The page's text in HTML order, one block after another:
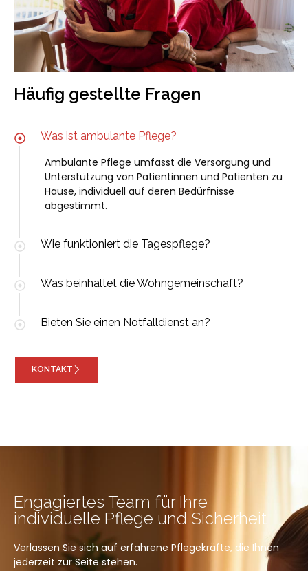
Häufig gestellte Fragen
Was ist ambulante Pflege?
Ambulante Pflege umfasst die Versorgung und
Unterstützung von Patientinnen und Patienten zu
Hause, individuell auf deren Bedürfnisse
abgestimmt.
Wie funktioniert die Tagespflege?
Was beinhaltet die Wohngemeinschaft?
Bieten Sie einen Notfalldienst an?
KONTAKT
Engagiertes Team für Ihre
individuelle Pflege und Sicherheit
Verlassen Sie sich auf erfahrene Pflegekräfte, die Ihnen
jederzeit zur Seite stehen.